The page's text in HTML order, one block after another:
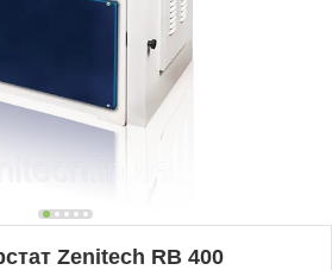
Zenitech RB 400